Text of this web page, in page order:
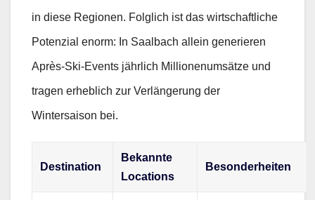
in diese Regionen. Folglich ist das wirtschaftliche
Potenzial enorm: In Saalbach allein generieren
Après-Ski-Events jährlich Millionenumsätze und
tragen erheblich zur Verlängerung der
Wintersaison bei.
Destination
Bekannte
Locations
Besonderheiten